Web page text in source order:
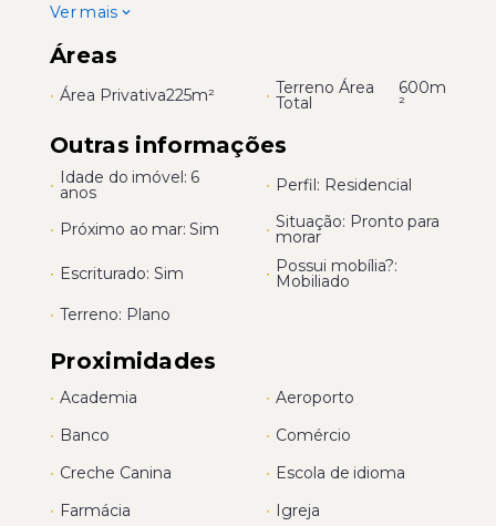
Ver mais
Áreas
• Área Privativa225m² • Terreno Área
Total
600m
²
Outras informações
• Idade do imóvel: 6
anos • Perfil: Residencial
• Próximo ao mar: Sim • Situação: Pronto para
morar
• Escriturado: Sim • Possui mobília?:
Mobiliado
• Terreno: Plano
Proximidades
• Academia • Aeroporto
• Banco • Comércio
• Creche Canina • Escola de idioma
• Farmácia • Igreja